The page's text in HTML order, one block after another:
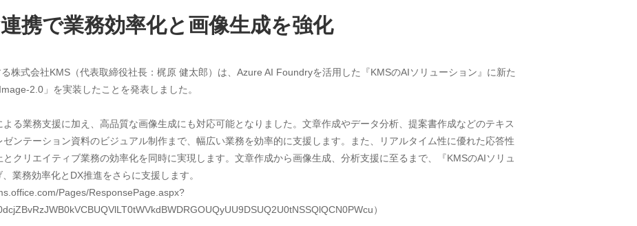
携で業務効率化と画像生成を強化
株式会社KMS（代表取締役社長：梶原 健太郎）は、Azure AI Foundryを活用した『KMSのAIソリューション』に新た
2.0」を実装したことを発表しました。
る業務支援に加え、高品質な画像生成にも対応可能となりました。文章作成やデータ分析、提案書作成などのテキス
ゼンテーション資料のビジュアル制作まで、幅広い業務を効率的に支援します。また、リアルタイム性に優れた応答性
クリエイティブ業務の効率化を同時に実現します。文章作成から画像生成、分析支援に至るまで、『KMSのAIソリュ
業務効率化とDX推進をさらに支援します。
Pages/ResponsePage.aspx?
）